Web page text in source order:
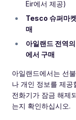
Eir에서 제공)
Tesco 슈퍼마
매
아일랜드 전역
에서 구매
아일랜드에서는 선
나 개인 정보를 제공
전화기가 잠금 해제
는지 확인하십시오.